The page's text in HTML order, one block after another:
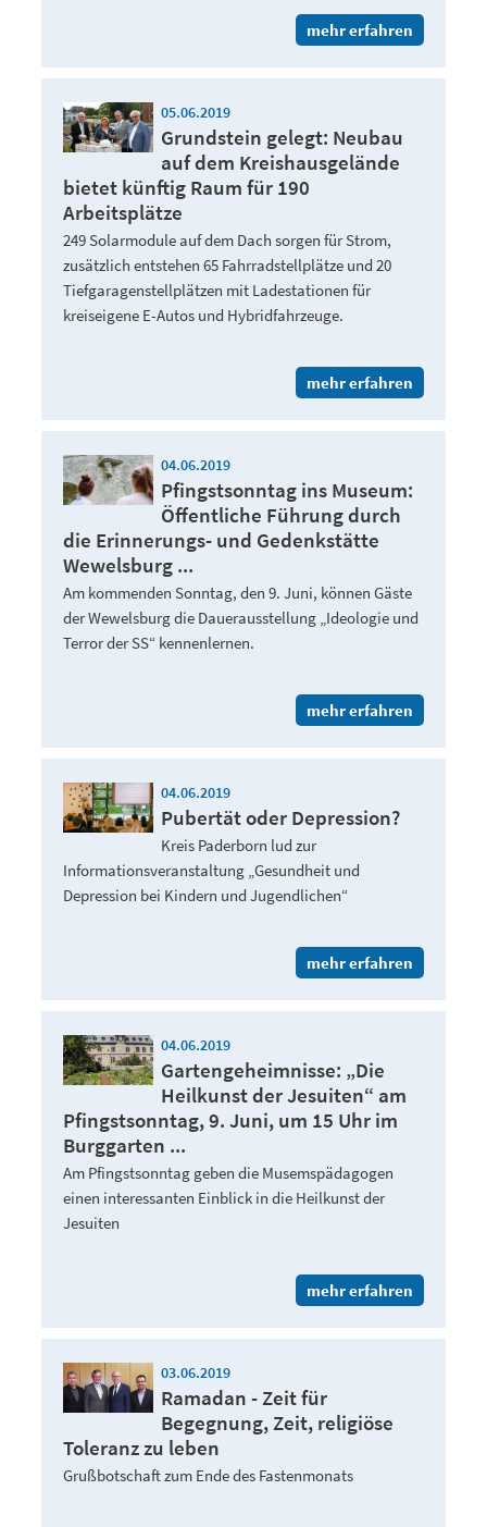
mehr erfahren
05.06.2019
Grundstein gelegt: Neubau
auf dem Kreishausgelände
bietet künftig Raum für 190
Arbeitsplätze
249 Solarmodule auf dem Dach sorgen für Strom,
zusätzlich entstehen 65 Fahrradstellplätze und 20
Tiefgaragenstellplätzen mit Ladestationen für
kreiseigene E-Autos und Hybridfahrzeuge.
mehr erfahren
04.06.2019
Pfingstsonntag ins Museum:
Öffentliche Führung durch
die Erinnerungs- und Gedenkstätte
Wewelsburg ...
Am kommenden Sonntag, den 9. Juni, können Gäste
der Wewelsburg die Dauerausstellung „Ideologie und
Terror der SS“ kennenlernen.
mehr erfahren
04.06.2019
Pubertät oder Depression?
Kreis Paderborn lud zur
Informationsveranstaltung „Gesundheit und
Depression bei Kindern und Jugendlichen“
mehr erfahren
04.06.2019
Gartengeheimnisse: „Die
Heilkunst der Jesuiten“ am
Pfingstsonntag, 9. Juni, um 15 Uhr im
Burggarten ...
Am Pfingstsonntag geben die Musemspädagogen
einen interessanten Einblick in die Heilkunst der
Jesuiten
mehr erfahren
03.06.2019
Ramadan - Zeit für
Begegnung, Zeit, religiöse
Toleranz zu leben
Grußbotschaft zum Ende des Fastenmonats